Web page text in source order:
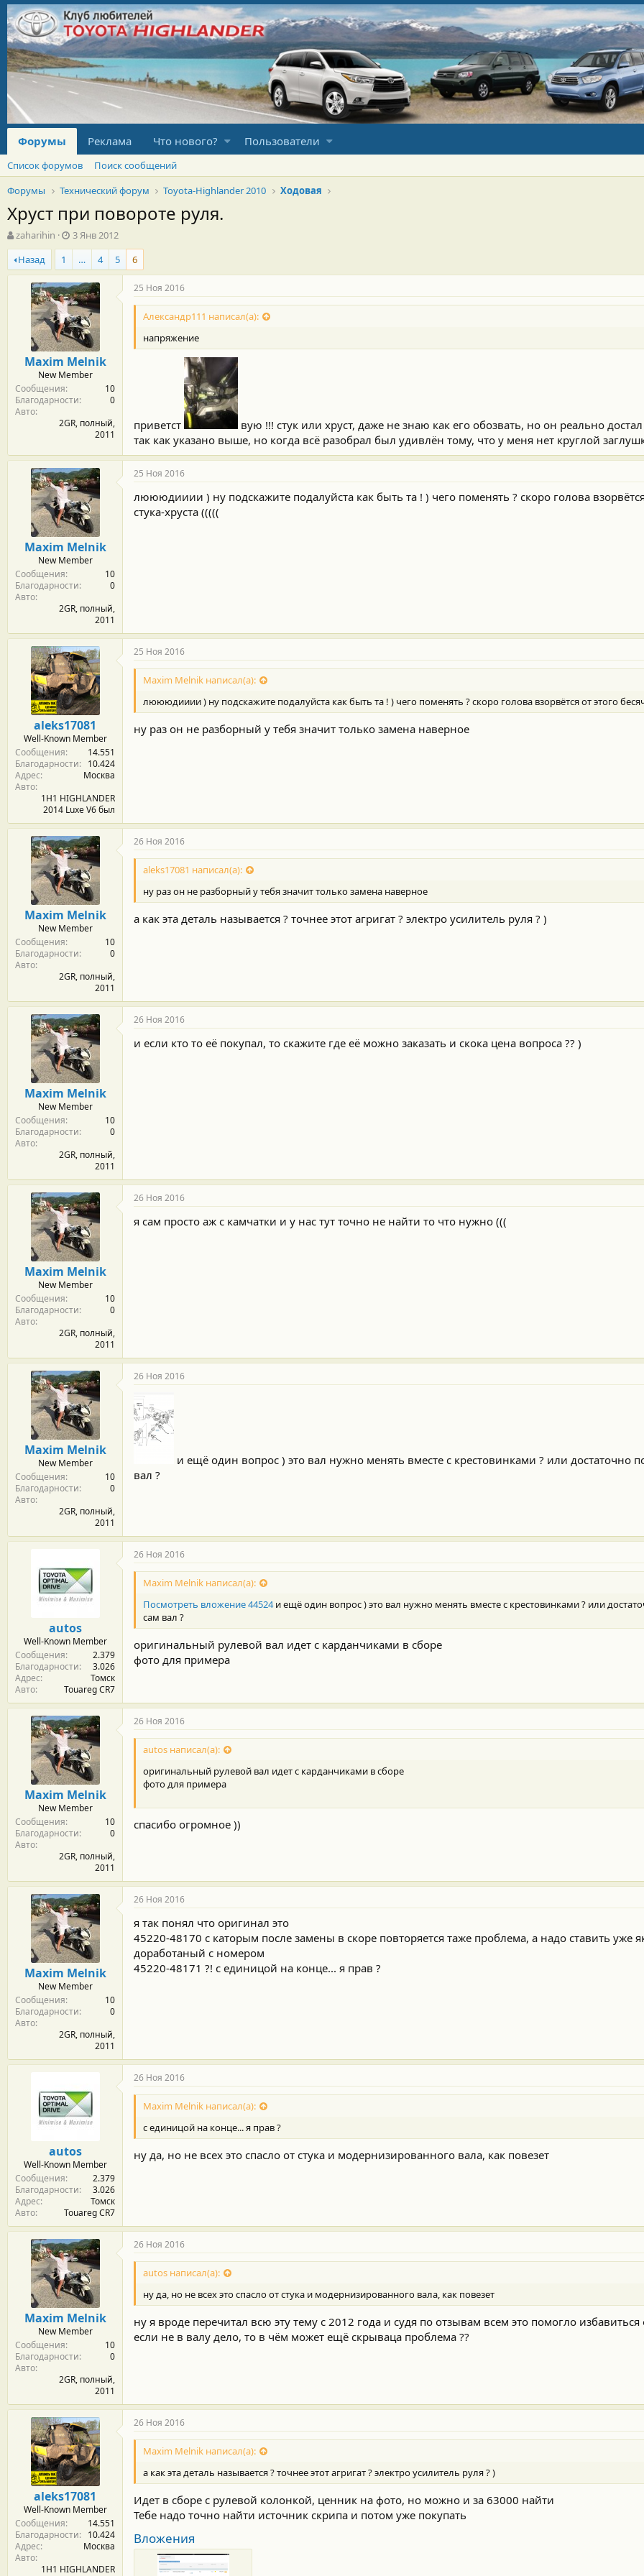
Форумы Реклама Что нового? Пользователи
Список форумов
Поиск сообщений
Форумы
Технический форум Toyota-Highlander 2010 Ходовая
Хруст при повороте руля.
А
в
т
о
zaharihin
Д
а
а
н
а
ч
а
л
а
3 Янв 2012
Назад
1 … 4 5 6
Maxim Melnik
New Member
Сообщения
10
Благодарности
0
Авто
2GR, полный,
2011
25 Ноя 2016
Александр111 написал(а):
напряжение
приветст
вую !!! стук или хруст, даже не знаю как его обозвать, но он реально
так как указано выше, но когда всё разобрал был удивлён тому, что у меня нет круглой
Maxim Melnik
New Member
Сообщения
10
Благодарности
0
Авто
2GR, полный,
2011
25 Ноя 2016
люююдииии ) ну подскажите подалуйста как быть та ! ) чего поменять ? скоро голова взорвётся
стука-хруста (((((
aleks17081
Well-Known Member
Сообщения
14.551
Благодарности
10.424
Адрес
Москва
Авто
1H1 HIGHLANDER
2014 Luxe V6 был
25 Ноя 2016
Maxim Melnik написал(а):
люююдииии ) ну подскажите подалуйста как быть та ! ) чего поменять ? скоро голова взорвётся от этого
ну раз он не разборный у тебя значит только замена наверное
Maxim Melnik
New Member
Сообщения
10
Благодарности
0
Авто
2GR, полный,
2011
26 Ноя 2016
aleks17081 написал(а):
ну раз он не разборный у тебя значит только замена наверное
а как эта деталь называется ? точнее этот агригат ? электро усилитель руля ? )
Maxim Melnik
New Member
Сообщения
10
Благодарности
0
Авто
2GR, полный,
2011
26 Ноя 2016
и если кто то её покупал, то скажите где её можно заказать и скока цена вопроса ?? )
Maxim Melnik
New Member
Сообщения
10
Благодарности
0
Авто
2GR, полный,
2011
26 Ноя 2016
я сам просто аж с камчатки и у нас тут точно не найти то что нужно (((
Maxim Melnik
New Member
Сообщения
10
Благодарности
0
Авто
2GR, полный,
2011
26 Ноя 2016
и ещё один вопрос ) это вал нужно менять вместе с крестовинками ? или достаточно
вал ?
autos
Well-Known Member
Сообщения
2.379
Благодарности
3.026
Адрес
Томск
Авто
Touareg CR7
26 Ноя 2016
Maxim Melnik написал(а):
Посмотреть вложение 44524и ещё один вопрос ) это вал нужно менять вместе с крестовинками ? или
сам вал ?
оригинальный рулевой вал идет с карданчиками в сборе
фото для примера
Maxim Melnik
New Member
Сообщения
10
Благодарности
0
Авто
2GR, полный,
2011
26 Ноя 2016
autos написал(а):
оригинальный рулевой вал идет с карданчиками в сборе
фото для примера
спасибо огромное ))
Maxim Melnik
New Member
Сообщения
10
Благодарности
0
Авто
2GR, полный,
2011
26 Ноя 2016
я так понял что оригинал это
45220-48170 с каторым после замены в скоре повторяется таже проблема, а надо ставить уже
доработаный с номером
45220-48171 ?! с единицой на конце... я прав ?
autos
Well-Known Member
Сообщения
2.379
Благодарности
3.026
Адрес
Томск
Авто
Touareg CR7
26 Ноя 2016
Maxim Melnik написал(а):
с единицой на конце... я прав ?
ну да, но не всех это спасло от стука и модернизированного вала, как повезет
Maxim Melnik
New Member
Сообщения
10
Благодарности
0
Авто
2GR, полный,
2011
26 Ноя 2016
autos написал(а):
ну да, но не всех это спасло от стука и модернизированного вала, как повезет
ну я вроде перечитал всю эту тему с 2012 года и судя по отзывам всем это помогло
если не в валу дело, то в чём может ещё скрываца проблема ??
aleks17081
Well-Known Member
Сообщения
14.551
Благодарности
10.424
Адрес
Москва
Авто
1H1 HIGHLANDER
26 Ноя 2016
Maxim Melnik написал(а):
а как эта деталь называется ? точнее этот агригат ? электро усилитель руля ? )
Идет в сборе с рулевой колонкой, ценник на фото, но можно и за 63000 найти
Тебе надо точно найти источник скрипа и потом уже покупать
Вложения